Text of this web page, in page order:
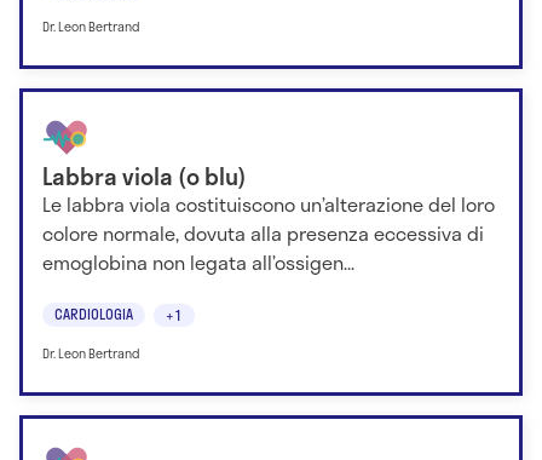
Dr. Leon Bertrand
Labbra viola (o blu)
Le labbra viola costituiscono un’alterazione del loro
colore normale, dovuta alla presenza eccessiva di
emoglobina non legata all’ossigen...
CARDIOLOGIA +1
Dr. Leon Bertrand